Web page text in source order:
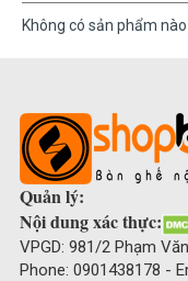
Không có sản phẩm
Quản lý:
Nội dung xác thực:
VPGD: 981/2 Phạm
Phone: 0901438178 -